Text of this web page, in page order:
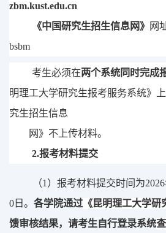
zbm.kust.edu.cn
《中国研究生招生信息网》 网
bsbm
考生必须在两个系统同时完成
明理工大学研究生报考服务系统》上
究生招生信息
网》不上传材料。
2.报考材料提交
（1）报考材料提交时间为2026
0 日。 各学院通过 《昆明理工大学研
馈审核结果，请考生自行登录系统